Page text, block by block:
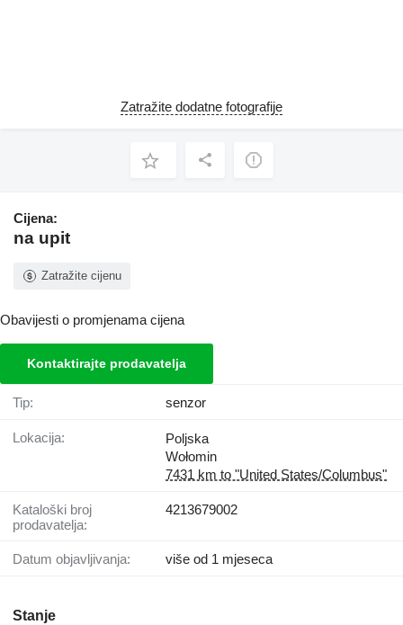
Zatražite dodatne fotografije
Cijena:
na upit
Zatražite cijenu
Obavijesti o promjenama cijena
Kontaktirajte prodavatelja
Tip: senzor
Lokacija:
Poljska
Wołomin
7431 km to "United States/Columbus"
Kataloški broj
prodavatelja:
4213679002
Datum objavljivanja: više od 1 mjeseca
Stanje